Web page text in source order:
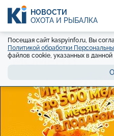
НОВОСТИ
ОХОТА И РЫБАЛКА
Посещая сайт kaspyinfo.ru, Вы
Политикой обработки
файлов cookie, указанных в данной